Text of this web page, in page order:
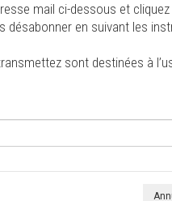
Bretagne roadster
MANCHE (50) -
mail ci-dessous et
désabonner en suivant les
sont destinées à